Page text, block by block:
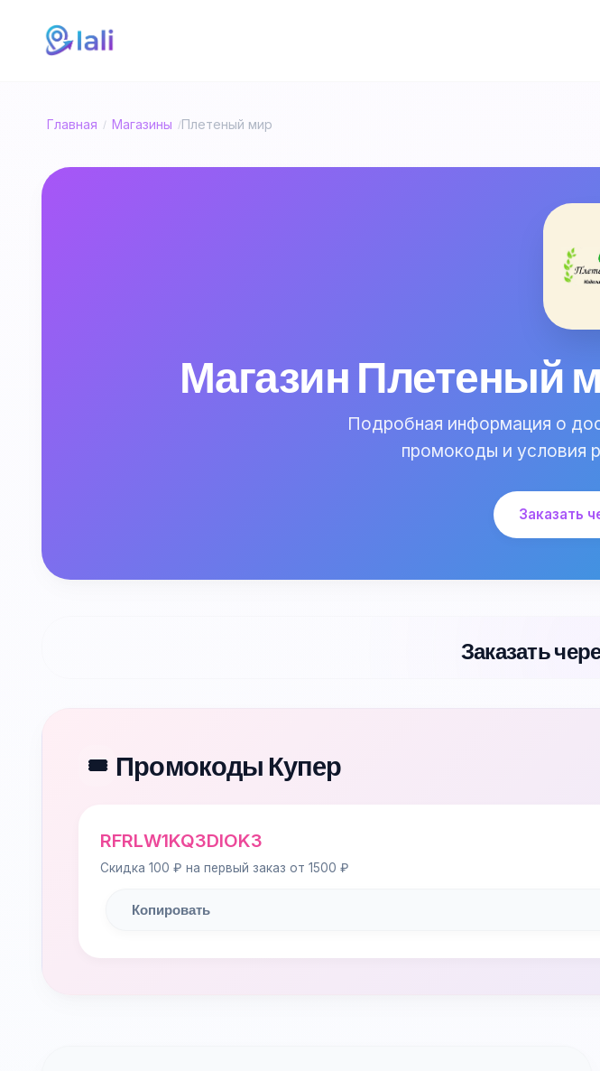
Главная / Магазины /Плетеный мир
Магазин Плетеный
Подробная информация о
промокоды и условия
Заказать
Заказать
🎟️ Промокоды Купер
RFRLW1KQ3DIOK3
Скидка 100 ₽ на первый заказ от 1500 ₽
Копировать